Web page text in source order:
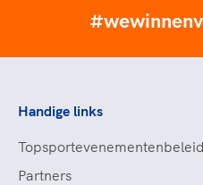
Handige links
Topsportevenementenbeleid
Partners